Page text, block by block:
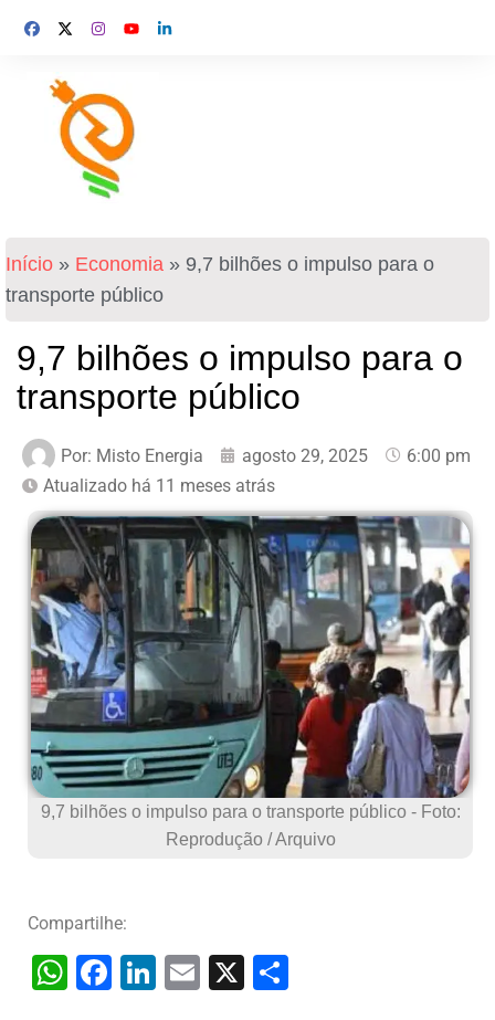
Início » Economia » 9,7 bilhões o impulso para o
transporte público
9,7 bilhões o impulso para o
transporte público
Por: Misto Energia agosto 29, 2025
6:00 pm
Atualizado há 11 meses atrás
9,7 bilhões o impulso para o transporte público - Foto:
Reprodução / Arquivo
Compartilhe:
W F
Li
E
X